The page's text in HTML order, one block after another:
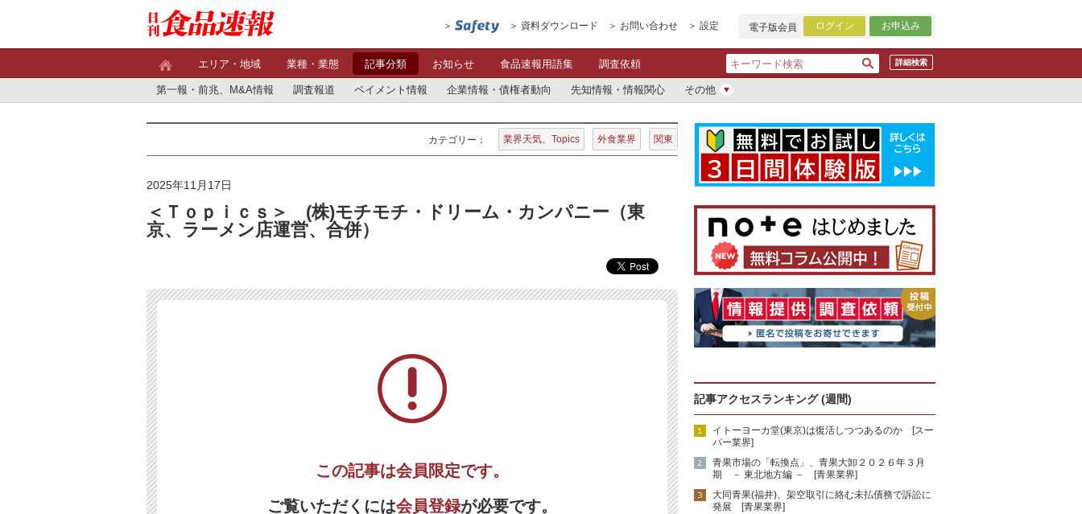
資料ダウンロード お問い合わせ 設定 電子版会員 ログイン お申込み
詳細検索
エリア・地域 業種・業態 記事分類 お知らせ 食品速報用語集 調査依頼
第一報・前兆、M&A情報 調査報道 ペイメント情報 企業情報・債権者動向 先知情報・情報関心 その他
カテゴリー： 業界天気、Topics 外食業界 関東
2025年11月17日
＜Ｔｏｐｉｃｓ＞ (株)モチモチ・ドリーム・カンパニー（東
京、ラーメン店運営、合併）
この記事は会員限定です。
ご覧いただくには会員登録が必要です。
記事アクセスランキング (週間)
イトーヨーカ堂(東京)は復活しつつあるのか [スー
パー業界]
青果市場の「転換点」、青果大卸２０２６年３月
期 － 東北地方編 － [青果業界]
大同青果(福井)、架空取引に絡む未払債務で訴訟に
発展 [青果業界]